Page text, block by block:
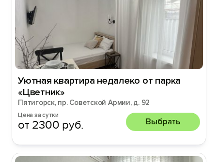
Уютная квартира недалеко от парка
«Цветник»
Пятигорск, пр. Советской Армии, д. 92
Цена за сутки
от 2300 руб. Выбрать